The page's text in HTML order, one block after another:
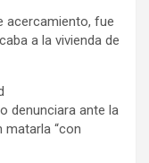
acercamiento, fue
a la vivienda de
denunciara ante la
matarla “con